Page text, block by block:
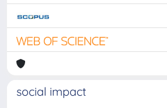
social impact